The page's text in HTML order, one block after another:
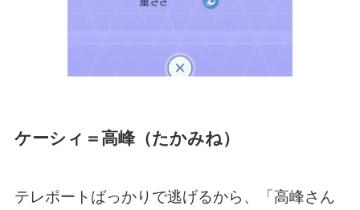
ケーシィ＝高峰（たかみね）
テレポートばっかりで逃げるから、「高峰さん